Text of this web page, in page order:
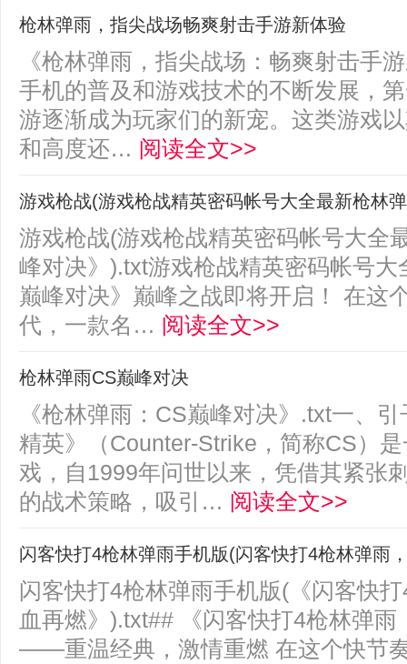
枪林弹雨，指尖战场畅爽射击手游新体验
《枪林弹雨，指尖战场：畅爽射击手
手机的普及和游戏技术的不断发展，
游逐渐成为玩家们的新宠。这类游戏
和高度还… 阅读全文>>
游戏枪战(游戏枪战精英密码帐号大全最新枪林
游戏枪战(游戏枪战精英密码帐号大全
峰对决》).txt游戏枪战精英密码帐号
巅峰对决》巅峰之战即将开启！ 在这
代，一款名… 阅读全文>>
枪林弹雨CS巅峰对决
《枪林弹雨：CS巅峰对决》.txt一、
精英》（Counter-Strike，简称CS）
戏，自1999年问世以来，凭借其紧张
的战术策略，吸引… 阅读全文>>
闪客快打4枪林弹雨手机版(闪客快打4枪林弹雨
闪客快打4枪林弹雨手机版(《闪客快
血再燃》).txt## 《闪客快打4枪林弹
——重温经典，激情重燃 在这个快节